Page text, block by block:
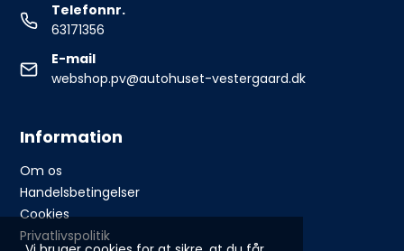
Telefonnr.
63171356
E-mail
webshop.pv@autohuset-vestergaard.dk
Information
Om os
Handelsbetingelser
Cookies
Privatlivspolitik